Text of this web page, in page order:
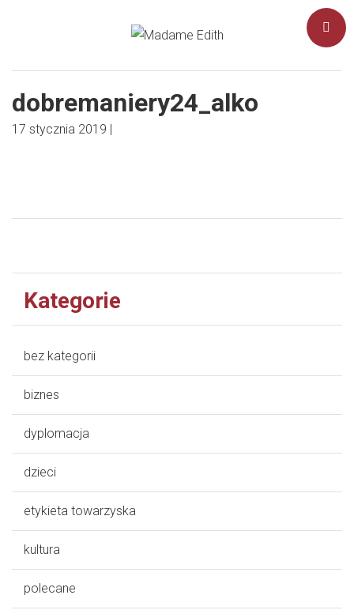
dobremaniery24_alko
17 stycznia 2019 |
Kategorie
bez kategorii
biznes
dyplomacja
dzieci
etykieta towarzyska
kultura
polecane